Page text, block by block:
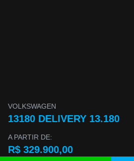
VOLKSWAGEN
13180 DELIVERY 13.180
A PARTIR DE:
R$ 329.900,00